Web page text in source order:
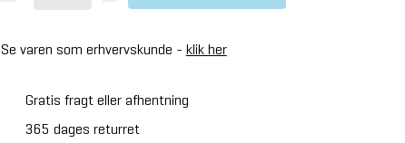
Se varen som erhvervskunde - klik her
Gratis fragt eller afhentning
365 dages returret